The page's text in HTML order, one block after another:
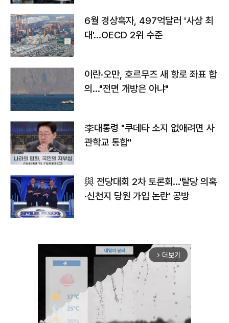
6월 경상흑자, 497억달러 '사상 최
대'…OECD 2위 수준
이란·오만, 호르무즈 새 항로 좌표 합
의…"전면 개방은 아냐"
李대통령 "쿠데타 소지 없애려면 사
관학교 통합"
與 전당대회 2차 토론회…'탈당 의혹
·신천지 당원 가입 논란' 공방
arrow_forward_ios 더보기